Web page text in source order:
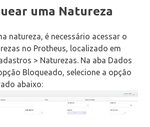
uma Natureza
natureza, é necessário acessar o
no Protheus, localizado em
> Naturezas. Na aba Dados
Bloqueado, selecione a opção
abaixo: